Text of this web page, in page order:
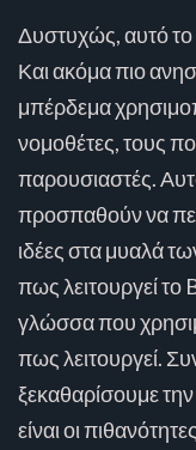
Δυστυχώς, αυτό
Και ακόμα πιο
μπέρδεμα
νομοθέτες, τους
παρουσιαστές.
προσπαθούν να
ιδέες στα μυαλά
πως λειτουργεί
γλώσσα που
πως λειτουργεί.
ξεκαθαρίσουμε
είναι οι